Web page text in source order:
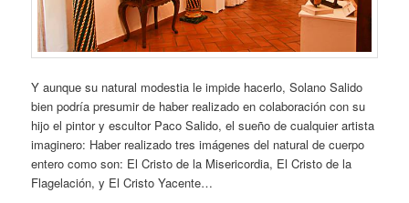
Y aunque su natural modestia le impide hacerlo, Solano Salido
bien podría presumir de haber realizado en colaboración con su
hijo el pintor y escultor Paco Salido, el sueño de cualquier artista
imaginero: Haber realizado tres imágenes del natural de cuerpo
entero como son: El Cristo de la Misericordia, El Cristo de la
Flagelación, y El Cristo Yacente…